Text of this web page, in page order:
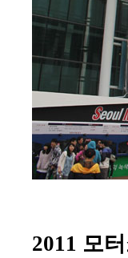
2011 모